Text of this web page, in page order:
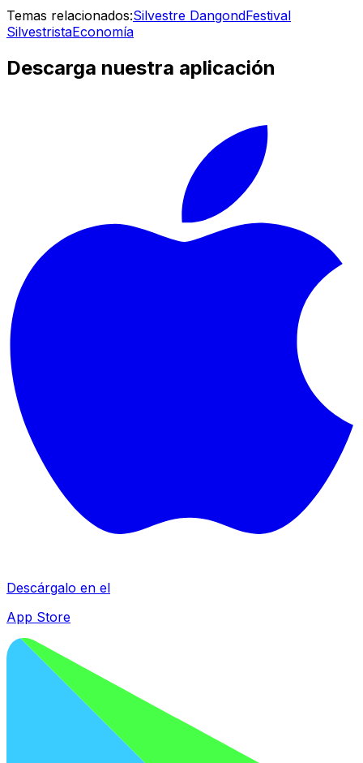
Temas relacionados:Silvestre DangondFestival
SilvestristaEconomía
Descarga nuestra aplicación
Descárgalo en el
App Store